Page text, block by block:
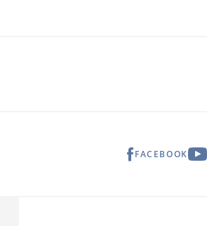
FACEBOOK